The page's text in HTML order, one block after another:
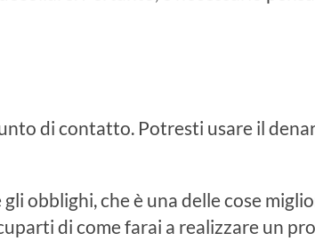
di contatto. Potresti usare il
obblighi, che è una delle cose
di come farai a realizzare un